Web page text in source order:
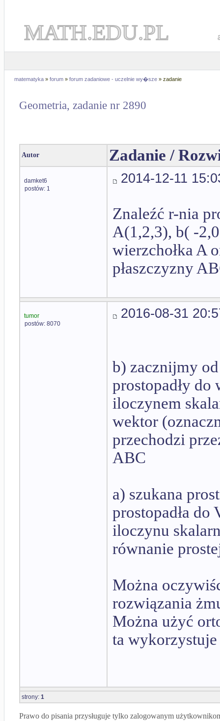
MATH.EDU.PL
matematyka » forum » forum zadaniowe - uczelnie wy�sze » zadanie
Geometria, zadanie nr 2890
Autor Zadanie /
damket6
postów: 1
2014-12-11
Znaleźć r-nia
A(1,2,3), b( -
wierzchołka A
płaszczyzny
tumor
postów: 8070
2016-08-31
b) zacznijmy
prostopadły
iloczynem
wektor
przechodzi
ABC
a) szukana
prostopadła do
iloczynu
równanie
Można
rozwiązania
Można użyć
ta
strony: 1
Prawo do pisania przysługuje tylko zalogowanym